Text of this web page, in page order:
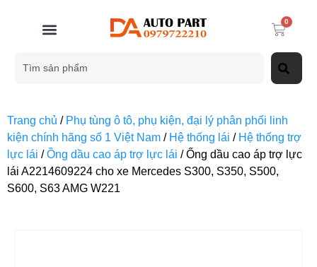
0
Trang chủ / Phụ tùng ô tô, phụ kiện, đại lý phân phối linh
kiện chính hãng số 1 Việt Nam / Hệ thống lái / Hệ thống trợ
lực lái /Ồng dầu cao áp trợ lực lái / Ống dầu cao áp trợ lực
lái A2214609224 cho xe Mercedes S300, S350, S500,
S600, S63 AMG W221